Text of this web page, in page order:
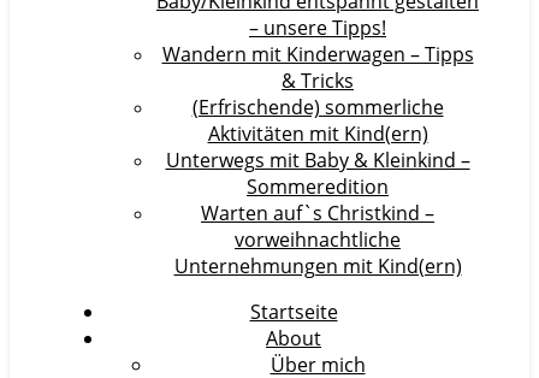
– unsere Tipps!
Wandern mit Kinderwagen – Tipps
& Tricks
(Erfrischende) sommerliche
Aktivitäten mit Kind(ern)
Unterwegs mit Baby & Kleinkind –
Sommeredition
Warten auf`s Christkind –
vorweihnachtliche
Unternehmungen mit Kind(ern)
Startseite
About
Über mich